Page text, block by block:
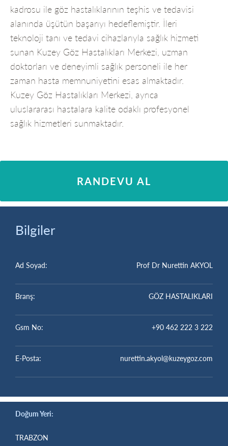
kadrosu ile göz hastalıklarının teşhis ve tedavisi
alanında üşütün başarıyı hedeflemiştir. İleri
teknoloji tanı ve tedavi cihazlarıyla sağlık hizmeti
sunan Kuzey Göz Hastalıkları Merkezi, uzman
doktorları ve deneyimli sağlık personeli ile her
zaman hasta memnuniyetini esas almaktadır.
Kuzey Göz Hastalıkları Merkezi, ayrıca
uluslararası hastalara kalite odaklı profesyonel
sağlık hizmetleri sunmaktadır.
RANDEVU AL
Bilgiler
Ad Soyad: Prof Dr Nurettin AKYOL
Branş: GÖZ HASTALIKLARI
Gsm No: +90 462 222 3 222
E-Posta: nurettin.akyol@kuzeygoz.com
Doğum Yeri:
TRABZON